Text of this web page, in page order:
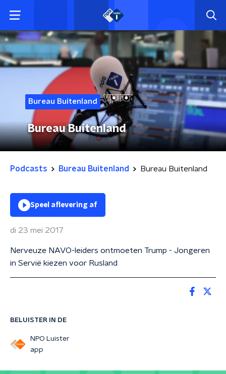
Bureau Buitenland
Bureau Buitenland
Podcasts Bureau Buitenland Bureau Buitenland
BELUISTER IN DE
NPO Luister
app
Speel aflevering af
di 23 mei 2017
Nerveuze NAVO-leiders ontmoeten Trump - Jongeren
in Servië kiezen voor Rusland